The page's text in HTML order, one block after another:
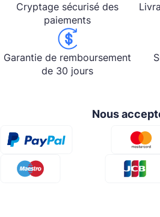
Cryptage sécurisé des
paiements
Garantie de remboursement
de 30 jours
Nous